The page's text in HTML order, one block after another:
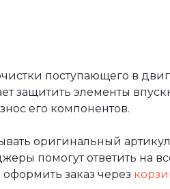
поступающего в
защитить элементы
его компонентов.
оригинальный
помогут ответить на
заказ через